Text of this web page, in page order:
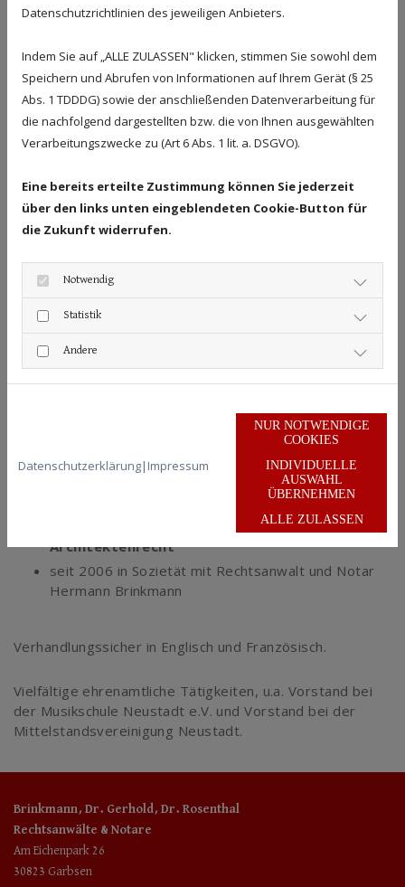
Studium der Rechtswissenschaften an den
Universitäten Mainz und Dijon
Referendarzeit im Landgerichtsbezirk Darmstadt
Stipendiat British Council in Edinburgh
Berufliche Stationen in der Mineralölwirtschaft und
der Versicherungswirtschaft
1989 Dissertation zu einem Thema im
seit 1990 Rechtsanwalt in Neustadt am
Bau- und
Architektenrecht
seit 2006 in Sozietät mit Rechtsanwalt und Notar
Hermann Brinkmann
Verhandlungssicher in Englisch und Französisch.
Vielfältige ehrenamtliche Tätigkeiten, u.a. Vorstand bei
der Musikschule Neustadt e.V. und Vorstand bei der
Mittelstandsvereinigung Neustadt.
Brinkmann, Dr. Gerhold, Dr. Rosenthal
Rechtsanwälte & Notare
Am Eichenpark 26
30823 Garbsen
Datenschutzrichtlinien des jeweiligen Anbieters.
Indem Sie auf „ALLE ZULASSEN" klicken, stimmen Sie sowohl dem
Speichern und Abrufen von Informationen auf Ihrem Gerät (§ 25
Abs. 1 TDDDG) sowie der anschließenden Datenverarbeitung für
die nachfolgend dargestellten bzw. die von Ihnen ausgewählten
Verarbeitungszwecke zu (Art 6 Abs. 1 lit. a. DSGVO).
Eine bereits erteilte Zustimmung können Sie jederzeit
über den links unten eingeblendeten Cookie-Button für
die Zukunft widerrufen.
Notwendig
Statistik
Andere
Datenschutzerklärung| Impressum
NUR NOTWENDIGE
COOKIES
INDIVIDUELLE
AUSWAHL
ÜBERNEHMEN
ALLE ZULASSEN